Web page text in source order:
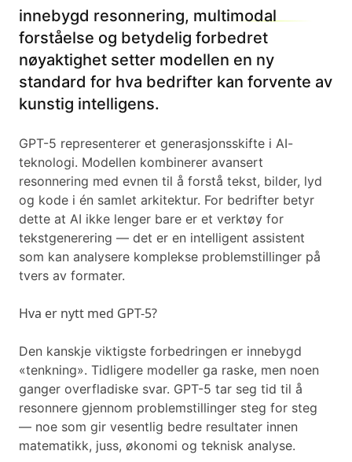
innebygd resonnering, multimodal
forståelse og betydelig forbedret
nøyaktighet setter modellen en ny
standard for hva bedrifter kan forvente av
kunstig intelligens.
GPT-5 representerer et generasjonsskifte i AI-
teknologi. Modellen kombinerer avansert
resonnering med evnen til å forstå tekst, bilder, lyd
og kode i én samlet arkitektur. For bedrifter betyr
dette at AI ikke lenger bare er et verktøy for
tekstgenerering — det er en intelligent assistent
som kan analysere komplekse problemstillinger på
tvers av formater.
Hva er nytt med GPT-5?
Den kanskje viktigste forbedringen er innebygd
«tenkning». Tidligere modeller ga raske, men noen
ganger overfladiske svar. GPT-5 tar seg tid til å
resonnere gjennom problemstillinger steg for steg
— noe som gir vesentlig bedre resultater innen
matematikk, juss, økonomi og teknisk analyse.